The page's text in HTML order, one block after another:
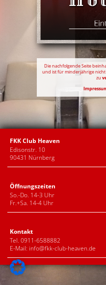
IMPRESSUM
DATENSCHUTZ
Die nachfolgende Seite
und ist für minderjährige nicht
zu
FKK Club Heaven
Edisonstr. 10
90431 Nürnberg
Öffnungszeiten
So.-Do. 14-3 Uhr
Fr.+Sa. 14-4 Uhr
Kontakt
Tel. 0911-6588882
E-Mail: info@fkk-club-heaven.de